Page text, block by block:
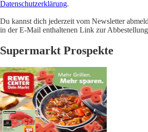
Datenschutzerklärung.
Du kannst dich jederzeit vom Newsletter
in der E-Mail enthaltenen Link zur
Supermarkt Prospekte